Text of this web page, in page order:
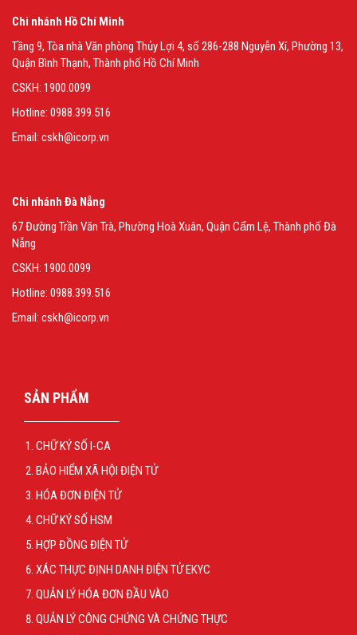
Chi nhánh Hồ Chí Minh
Tầng 9, Tòa nhà Văn phòng Thủy Lợi 4, số 286-288 Nguyễn Xí, Phường 13,
Quận Bình Thạnh, Thành phố Hồ Chí Minh
CSKH: 1900.0099
Hotline: 0988.399.516
Email: cskh@icorp.vn
Chi nhánh Đà Nẵng
67 Đường Trần Văn Trà, Phường Hoà Xuân, Quận Cẩm Lệ, Thành phố Đà
Nẵng
CSKH: 1900.0099
Hotline: 0988.399.516
Email: cskh@icorp.vn
SẢN PHẨM
CHỮ KÝ SỐ I-CA
BẢO HIỂM XÃ HỘI ĐIỆN TỬ
HÓA ĐƠN ĐIỆN TỬ
CHỮ KÝ SỐ HSM
HỢP ĐỒNG ĐIỆN TỬ
XÁC THỰC ĐỊNH DANH ĐIỆN TỬ EKYC
QUẢN LÝ HÓA ĐƠN ĐẦU VÀO
QUẢN LÝ CÔNG CHỨNG VÀ CHỨNG THỰC